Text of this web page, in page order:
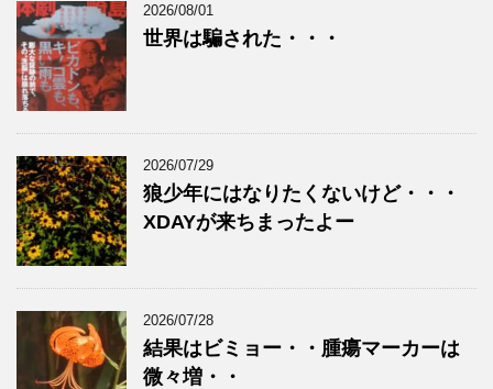
2026/08/01
世界は騙された・・・
2026/07/29
狼少年にはなりたくないけど・・・
XDAYが来ちまったよー
2026/07/28
結果はビミョー・・腫瘍マーカーは
微々増・・